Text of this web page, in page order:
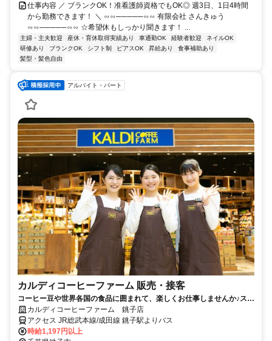
仕事内容 ／ ブランクOK！准看護師資格でもOK◎ 週3日、1日4時間
から勤務できます！ ＼ ∽∽─────∽∽ 有限会社 さんきゅう
∽∽─────∽∽ ☆希望休もしっかり聞きます！ ...
主婦・主夫歓迎 産休・育休取得実績あり 車通勤OK 経験者歓迎
ネイルOK
研修あり
ブランクOK シフト制 ピアスOK 昇給あり
食事補助あり
髪型・髪色自由
アルバイト・パート
カルディコーヒーファーム 販売・接客
コーヒー豆や世界各国の食品に囲まれて、楽しくお仕事しませんか♪スタ
ッフ割引あり！未経験OK
カルディコーヒーファーム 銚子店
アクセス JR総武本線/成田線 銚子駅よりバス
時給1,197円以上